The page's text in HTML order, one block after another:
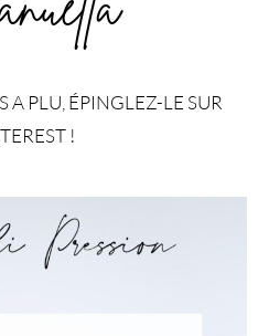
A PLU, ÉPINGLEZ-LE SUR
!